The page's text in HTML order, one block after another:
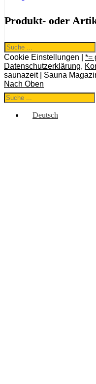
Produkt- oder
Search
for:
Cookie Einstellungen | *=
Datenschutzerklärung,
saunazeit | Sauna
Nach Oben
Search
for:
Deutsch